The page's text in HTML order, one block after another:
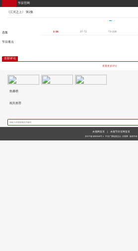
节目官网
《江河之上》 第2集
选集 1-36 37-72 73-108
节目看点
全部评论
查看更多评论
热播榜
相关推荐
央视网首页 | 央视节目官网首页
京ICP备10003349号-1 中央广播电视总台 央视网 版权所有